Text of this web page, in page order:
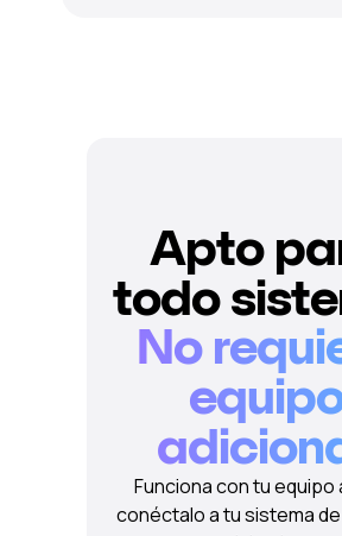
No
Apto
todo
Funciona con tu equipo
conéctalo a tu sistema